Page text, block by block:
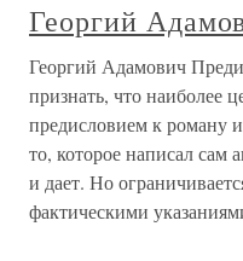
Георгий
Георгий Адамович
признать, что наиболее
предисловием к роману
то, которое написал сам
и дает. Но
фактическими